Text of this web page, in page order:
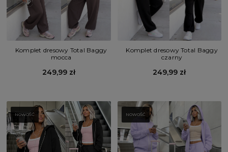
Komplet dresowy Total Baggy
mocca
249,99 zł
Komplet dresowy Total Baggy
czarny
249,99 zł
NOWOŚĆ NOWOŚĆ